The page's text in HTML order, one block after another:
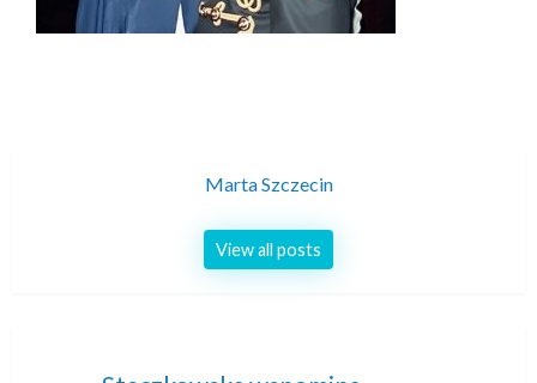
Marta Szczecin
View all posts